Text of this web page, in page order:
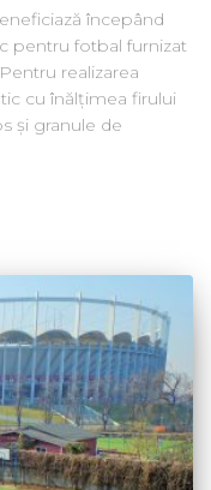
începând
pentru fotbal furnizat
realizarea
cu înălțimea firului
și granule de